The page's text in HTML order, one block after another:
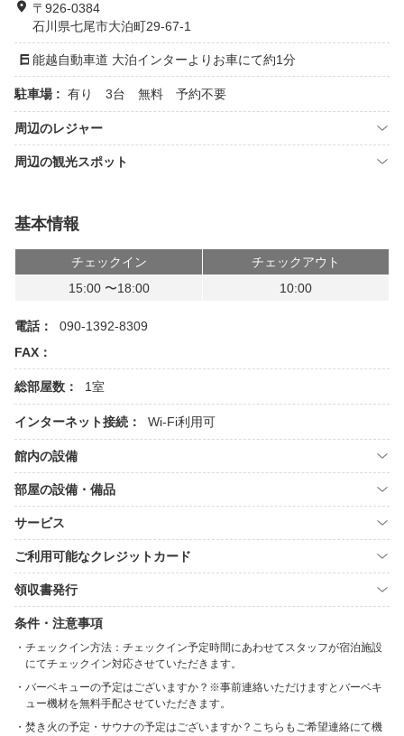
〒926-0384
石川県七尾市大泊町29-67-1
能越自動車道 大泊インターよりお車にて約1分
駐車場 : 有り 3台 無料 予約不要
周辺のレジャー
周辺の観光スポット
基本情報
チェックイン
チェックアウト
15:00 〜18:00
10:00
電話：
090-1392-8309
FAX：
総部屋数： 1室
インターネット接続： Wi-Fi利用可
館内の設備
部屋の設備・備品
サービス
ご利用可能なクレジットカード
領収書発行
条件・注意事項
チェックイン方法：チェックイン予定時間にあわせてスタッフが宿泊施設
にてチェックイン対応させていただきます。
バーベキューの予定はございますか？※事前連絡いただけますとバーベキ
ュー機材を無料手配させていただきます。
焚き火の予定・サウナの予定はございますか？こちらもご希望連絡にて機